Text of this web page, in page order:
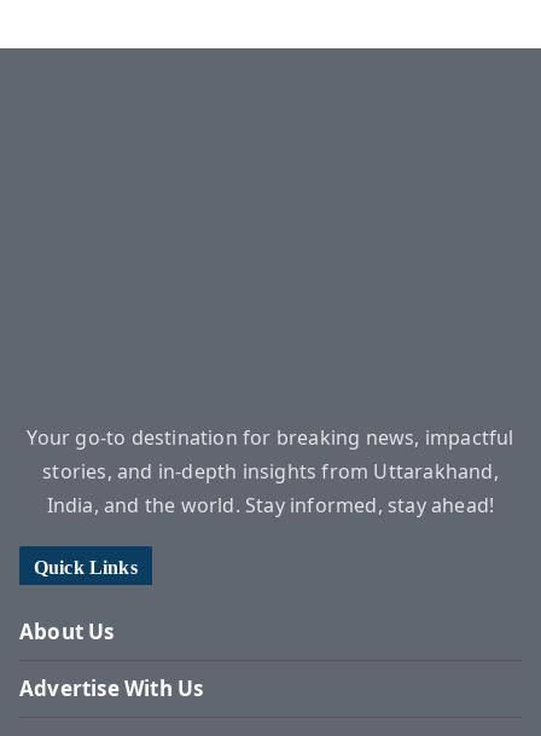
Your go-to destination for breaking news, impactful
stories, and in-depth insights from Uttarakhand,
India, and the world. Stay informed, stay ahead!
Quick Links
About Us
Advertise With Us